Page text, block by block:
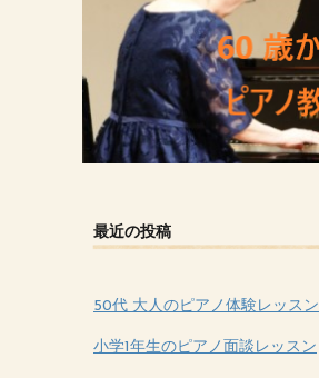
最近の投稿
50代 大人のピアノ体験レッスン
小学1年生のピアノ面談レッスン